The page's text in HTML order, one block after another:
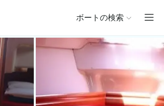
ボートの検索